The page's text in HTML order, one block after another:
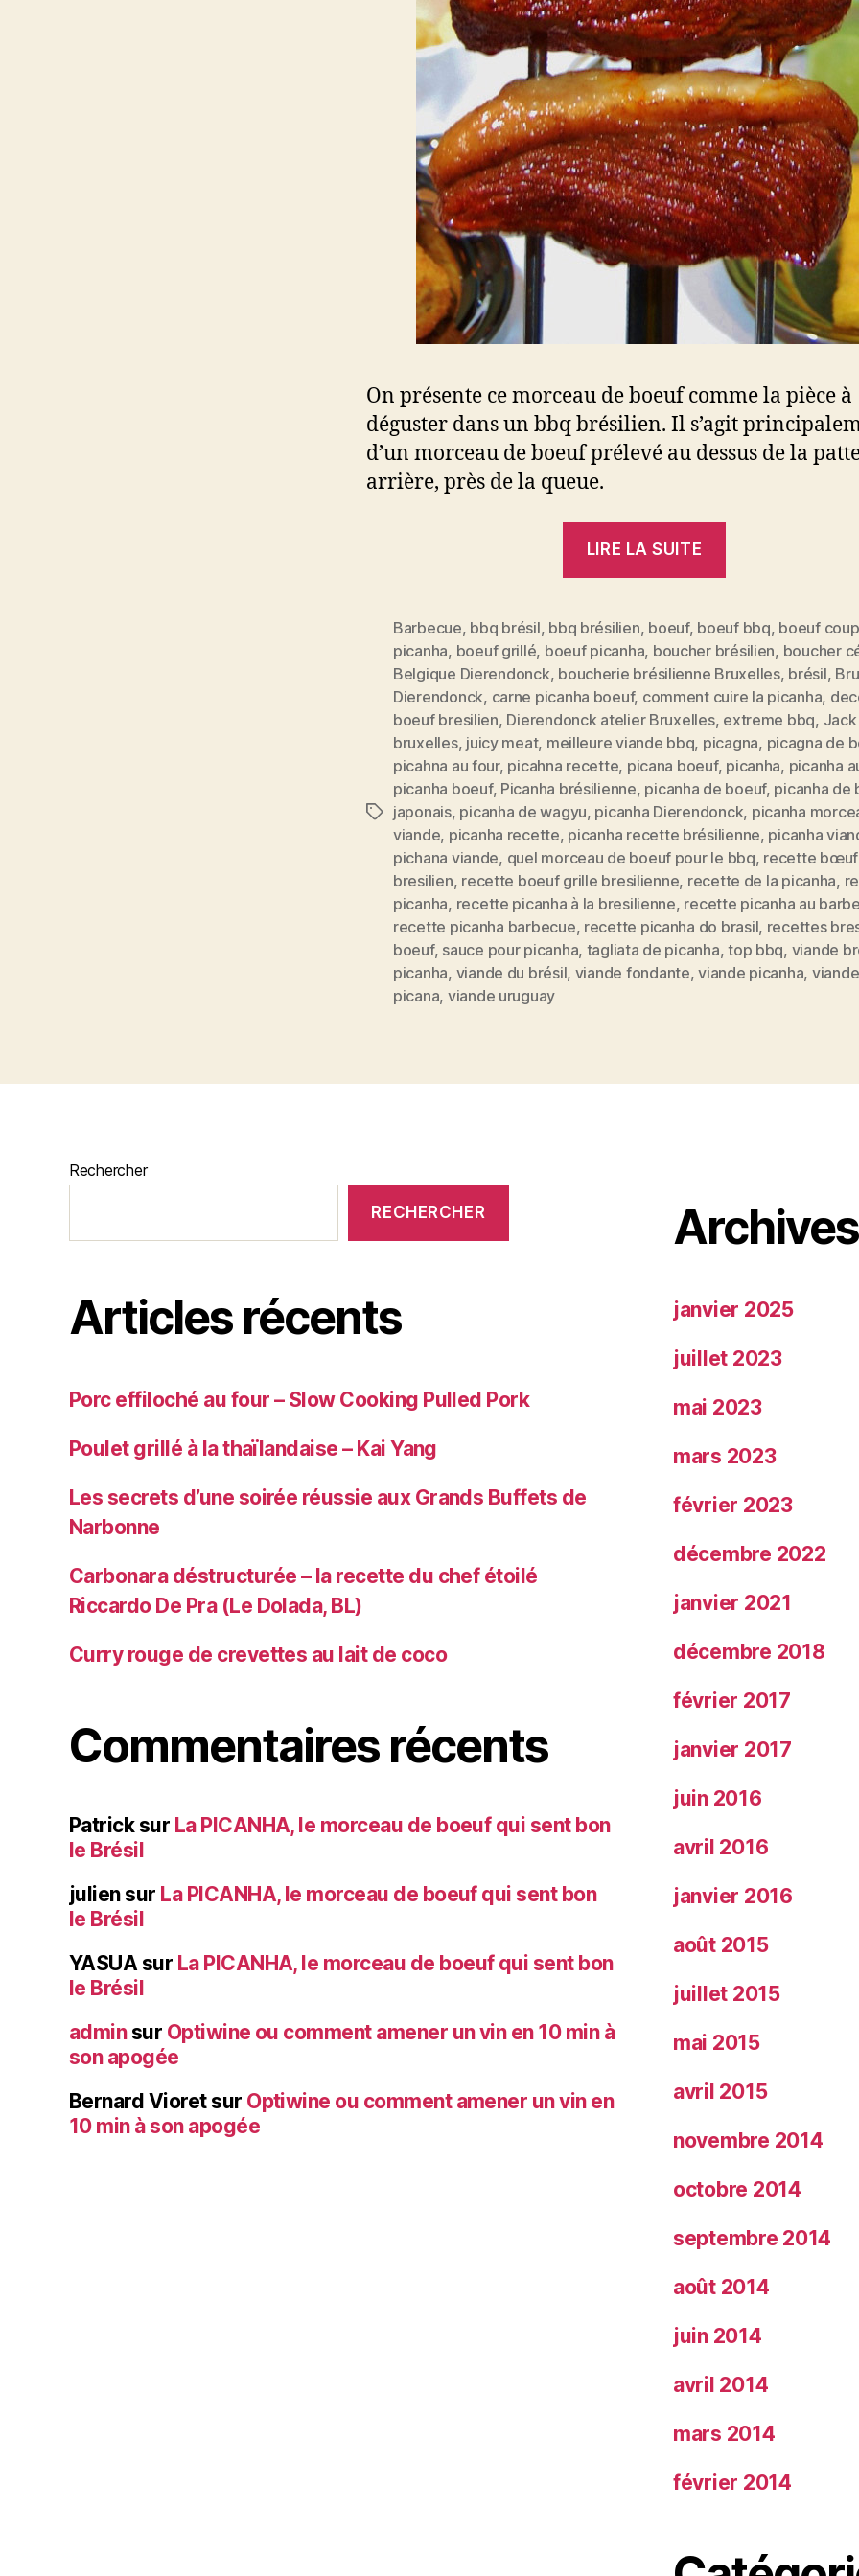
On présente ce morceau de boeuf comme la pièce à
déguster dans un bbq brésilien. Il s’agit
d’un morceau de boeuf prélevé au dessus de la
arrière, près de la queue.
LIRE LA SUITE
morceau
de
boeuf
qui
sent
bon
le
Brésil »
Étiquettes
Barbecue, bbq brésil, bbq brésilien, boeuf, boeuf bbq, boeuf
picanha, boeuf grillé, boeuf picanha, boucher brésilien, boucher
Belgique Dierendonck, boucherie brésilienne Bruxelles, brésil,
Dierendonck, carne picanha boeuf, comment cuire la picanha,
boeuf bresilien, Dierendonck atelier Bruxelles, extreme bbq,
bruxelles, juicy meat, meilleure viande bbq, picagna, picagna de
picahna au four, picahna recette, picana boeuf, picanha, picanha
picanha boeuf, Picanha brésilienne, picanha de boeuf, picanha de
japonais, picanha de wagyu, picanha Dierendonck, picanha
viande, picanha recette, picanha recette brésilienne, picanha
pichana viande, quel morceau de boeuf pour le bbq, recette bœuf
bresilien, recette boeuf grille bresilienne, recette de la picanha,
picanha, recette picanha à la bresilienne, recette picanha au
recette picanha barbecue, recette picanha do brasil, recettes
boeuf, sauce pour picanha, tagliata de picanha,top bbq, viande
picanha, viande du brésil, viande fondante,viande picanha,
picana, viande uruguay
Rechercher
RECHERCHER
Articles récents
Porc effiloché au four – Slow Cooking Pulled Pork
Poulet grillé à la thaïlandaise – Kai Yang
Les secrets d’une soirée réussie aux Grands Buffets de
Narbonne
Carbonara déstructurée – la recette du chef étoilé
Riccardo De Pra (Le Dolada, BL)
Curry rouge de crevettes au lait de coco
Commentaires récents
Patricksur La PICANHA, le morceau de boeuf qui sent bon
le Brésil
juliensur La PICANHA, le morceau de boeuf qui sent bon
le Brésil
YASUA sur La PICANHA, le morceau de boeuf qui sent bon
le Brésil
adminsur Optiwine ou comment amener un vin en 10 min à
son apogée
Bernard Vioretsur Optiwine ou comment amener un vin en
10 min à son apogée
Archives
janvier 2025
juillet 2023
mai 2023
mars 2023
février 2023
décembre 2022
janvier 2021
décembre 2018
février 2017
janvier 2017
juin 2016
avril 2016
janvier 2016
août 2015
juillet 2015
mai 2015
avril 2015
novembre 2014
octobre 2014
septembre 2014
août 2014
juin 2014
avril 2014
mars 2014
février 2014